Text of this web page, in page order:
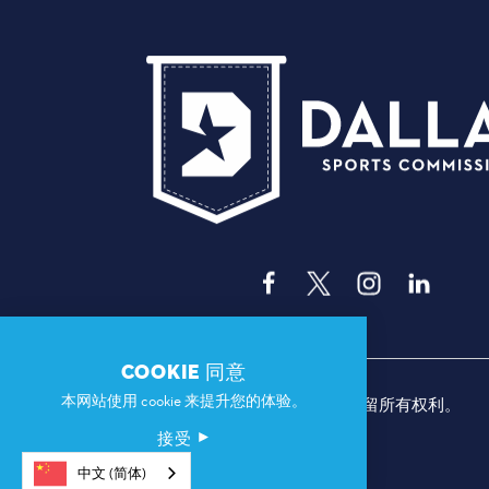
© 2026 达拉斯体育委员会。保留所有权利。
COOKIE 同意
本网站使用 cookie 来提升您的体验。
接受
中文 (简体)